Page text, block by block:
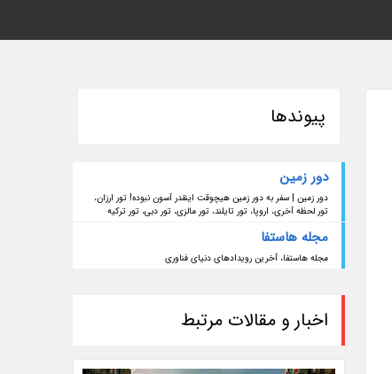
پیوندها
دور زمین
دور زمین | سفر به دور زمین هیچوقت اینقدر آسون نبوده! تور ارزان،
تور لحظه آخری، اروپا، تور تایلند، تور مالزی، تور دبی، تور ترکیه
مجله هاستفا
مجله هاستفا، آخرین رویدادهای دنیای فناوری
اخبار و مقالات مرتبط